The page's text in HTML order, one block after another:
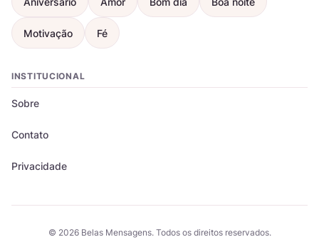
Motivação Fé
INSTITUCIONAL
Sobre
Contato
Privacidade
© 2026 Belas Mensagens. Todos os direitos reservados.